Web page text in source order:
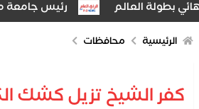
العالم رئيس جامعة مدينة
باختتام دورة «اكتشف... ذاتك»
الرئيسية محافظات
كفر الشيخ تزيل كشك